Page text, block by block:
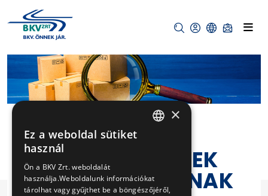
MFAV JÁRMŰVEK
KONTAKTORAINAK
×
Ez a weboldal sütiket
használ
Ön a BKV Zrt. weboldalát
használja.Weboldalunk információkat
tárolhat vagy gyűjthet be a böngészőjéről,